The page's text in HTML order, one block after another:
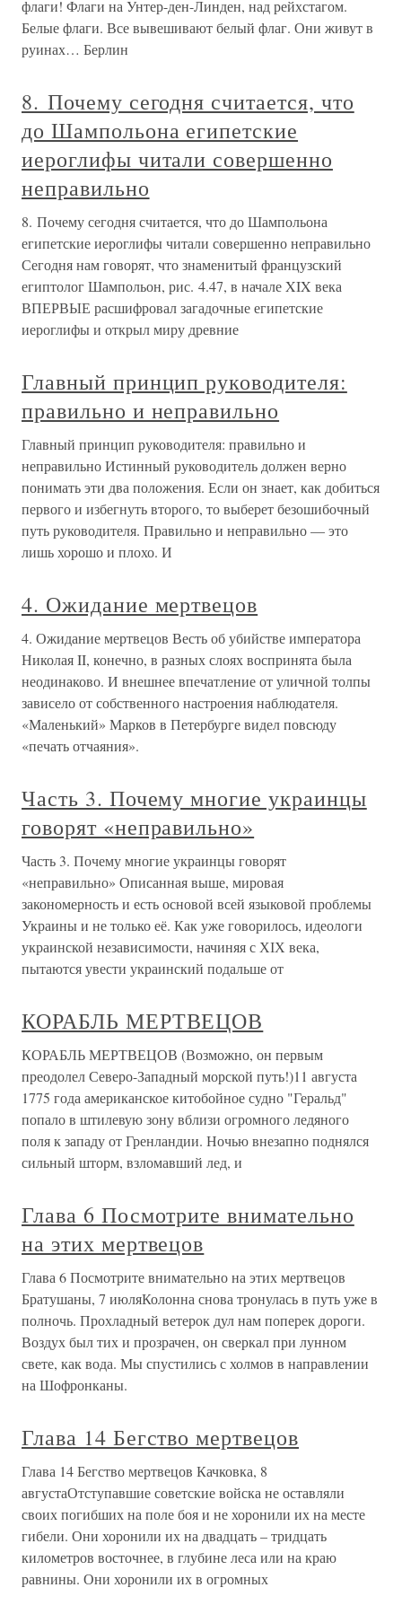
флаги! Флаги на Унтер-ден-Линден, над рейхстагом.
Белые флаги. Все вывешивают белый флаг. Они живут в
руинах… Берлин
8. Почему сегодня считается, что
до Шампольона египетские
иероглифы читали совершенно
неправильно
8. Почему сегодня считается, что до Шампольона
египетские иероглифы читали совершенно неправильно
Сегодня нам говорят, что знаменитый французский
египтолог Шампольон, рис. 4.47, в начале XIX века
ВПЕРВЫЕ расшифровал загадочные египетские
иероглифы и открыл миру древние
Главный принцип руководителя:
правильно и неправильно
Главный принцип руководителя: правильно и
неправильно Истинный руководитель должен верно
понимать эти два положения. Если он знает, как добиться
первого и избегнуть второго, то выберет безошибочный
путь руководителя. Правильно и неправильно — это
лишь хорошо и плохо. И
4. Ожидание мертвецов
4. Ожидание мертвецов Весть об убийстве императора
Николая II, конечно, в разных слоях воспринята была
неодинаково. И внешнее впечатление от уличной толпы
зависело от собственного настроения наблюдателя.
«Маленький» Марков в Петербурге видел повсюду
«печать отчаяния».
Часть 3. Почему многие украинцы
говорят «неправильно»
Часть 3. Почему многие украинцы говорят
«неправильно» Описанная выше, мировая
закономерность и есть основой всей языковой проблемы
Украины и не только её. Как уже говорилось, идеологи
украинской независимости, начиняя с ХІХ века,
пытаются увести украинский подальше от
КОРАБЛЬ МЕРТВЕЦОВ
КОРАБЛЬ МЕРТВЕЦОВ (Возможно, он первым
преодолел Северо-Западный морской путь!)11 августа
1775 года американское китобойное судно "Геральд"
попало в штилевую зону вблизи огромного ледяного
поля к западу от Гренландии. Ночью внезапно поднялся
сильный шторм, взломавший лед, и
Глава 6 Посмотрите внимательно
на этих мертвецов
Глава 6 Посмотрите внимательно на этих мертвецов
Братушаны, 7 июляКолонна снова тронулась в путь уже в
полночь. Прохладный ветерок дул нам поперек дороги.
Воздух был тих и прозрачен, он сверкал при лунном
свете, как вода. Мы спустились с холмов в направлении
на Шофронканы.
Глава 14 Бегство мертвецов
Глава 14 Бегство мертвецов Качковка, 8
августаОтступавшие советские войска не оставляли
своих погибших на поле боя и не хоронили их на месте
гибели. Они хоронили их на двадцать – тридцать
километров восточнее, в глубине леса или на краю
равнины. Они хоронили их в огромных